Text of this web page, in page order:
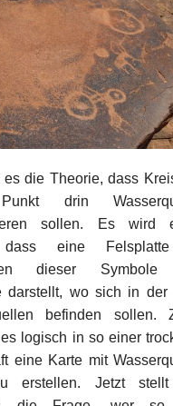
es die Theorie, dass
drin
sollen. Es wird
dass eine
dieser Symbole
darstellt, wo sich in der
befinden sollen.
logisch in so einer
eine Karte mit
erstellen. Jetzt